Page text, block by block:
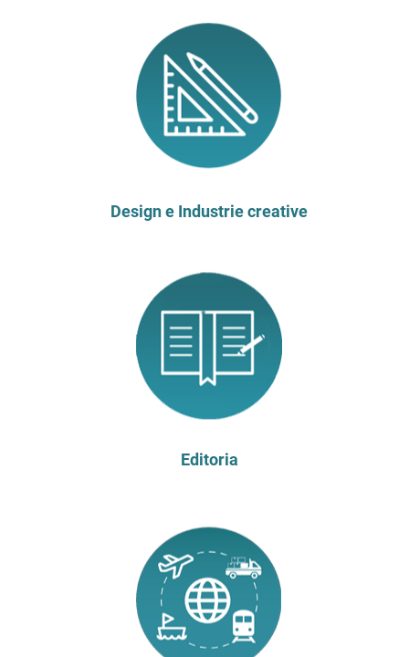
Design e Industrie creative
Editoria